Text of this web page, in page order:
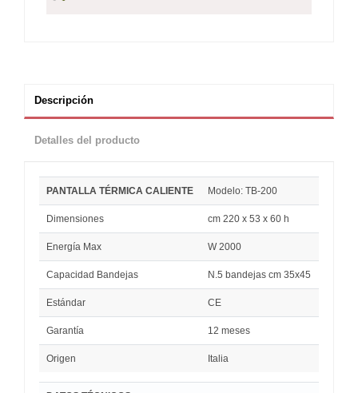
Descripción
Detalles del producto
PANTALLA TÉRMICA CALIENTE Modelo: TB-200
Dimensiones cm 220 x 53 x 60 h
Energía Max W 2000
Capacidad Bandejas N.5 bandejas cm 35x45
Estándar CE
Garantía 12 meses
Origen Italia